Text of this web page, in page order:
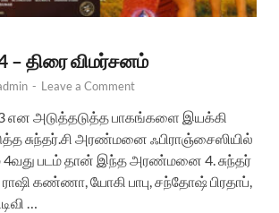
திரை விமர்சனம்
- Leave a Comment
அடுத்தடுத்த பாகங்களை இயக்கி
சுந்தர்.சி அரண்மனை ஃபிராஞ்சைஸியில்
4வது படம் தான் இந்த அரண்மனை 4. சுந்தர்
கண்ணா, யோகி பாபு, சந்தோஷ் பிரதாப்,
…